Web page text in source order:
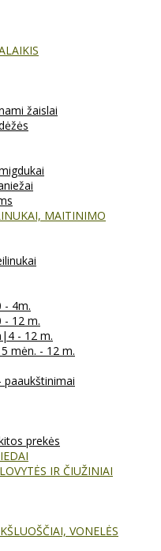
žaislai
MAITINIMO
- 4m.
12 m.
- 12 m.
mėn. - 12 m.
prekės
IR ČIUŽINIAI
VONELĖS